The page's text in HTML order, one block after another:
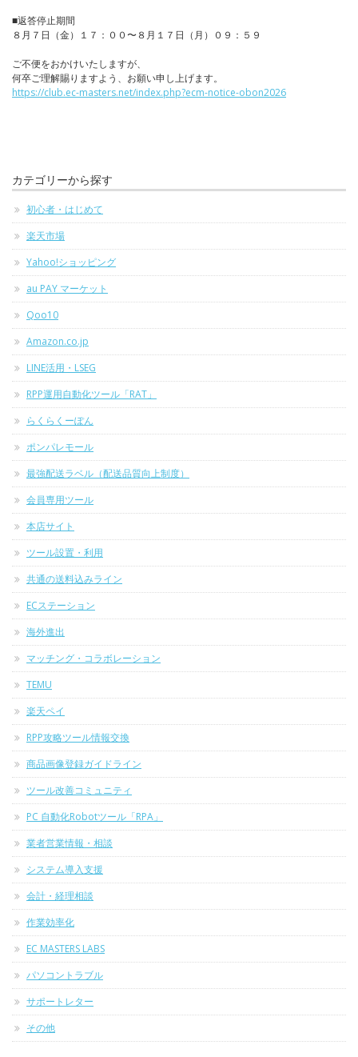
■返答停止期間
８月７日（金）１７：００〜８月１７日（月）０９：５９
ご不便をおかけいたしますが、
何卒ご理解賜りますよう、お願い申し上げます。
https://club.ec-masters.net/index.php?ecm-notice-obon2026
カテゴリーから探す
初心者・はじめて
楽天市場
Yahoo!ショッピング
au PAY マーケット
Qoo10
Amazon.co.jp
LINE活用・LSEG
RPP運用自動化ツール「RAT」
らくらくーぽん
ポンパレモール
最強配送ラベル（配送品質向上制度）
会員専用ツール
本店サイト
ツール設置・利用
共通の送料込みライン
ECステーション
海外進出
マッチング・コラボレーション
TEMU
楽天ペイ
RPP攻略ツール情報交換
商品画像登録ガイドライン
ツール改善コミュニティ
PC 自動化Robotツール「RPA」
業者営業情報・相談
システム導入支援
会計・経理相談
作業効率化
EC MASTERS LABS
パソコントラブル
サポートレター
その他